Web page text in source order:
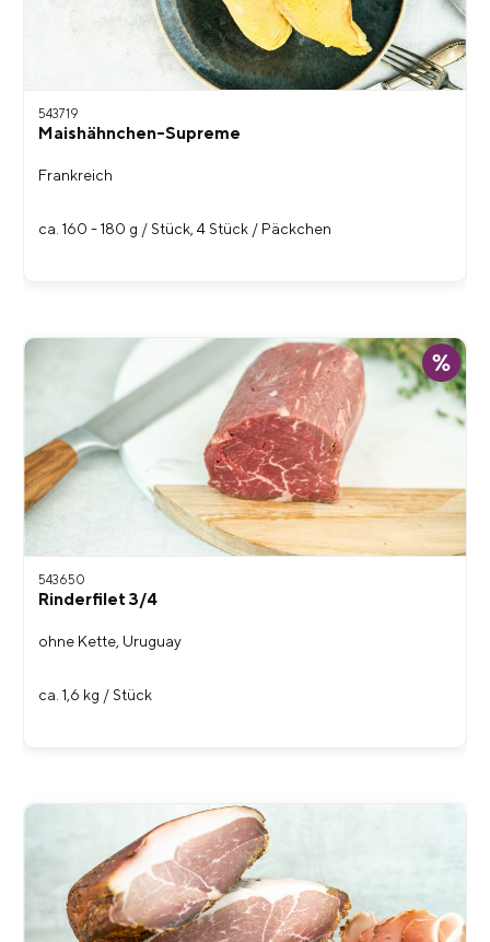
543719
Maishähnchen-Supreme
Frankreich
ca. 160 - 180 g / Stück, 4 Stück / Päckchen
543650
Rinderfilet 3/4
ohne Kette, Uruguay
ca. 1,6 kg / Stück